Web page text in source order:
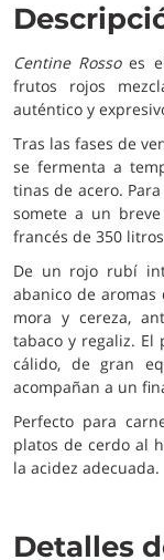
Centine Rossoes
frutos rojos
auténtico y
Tras las fases de
se fermenta a
tinas de acero.
somete a un
francés de 350
De un rojo rubí
abanico de
mora y cereza,
tabaco y regaliz.
cálido, de gran
acompañan a un
Perfecto para
platos de cerdo al
la acidez adecuada.
Detalles